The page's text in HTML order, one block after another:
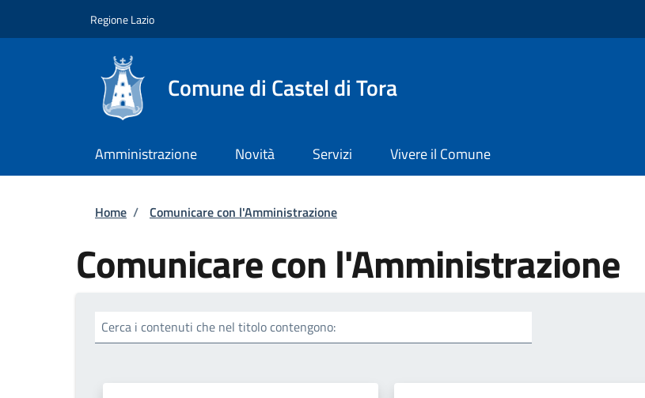
Regione Lazio
Comune di Castel di Tora
Amministrazione Novità Servizi Vivere il Comune
Briciole di pane
Home / Comunicare con l'Amministrazione
Comunicare con l'Amministrazione
Cerca i contenuti che nel titolo contengono: